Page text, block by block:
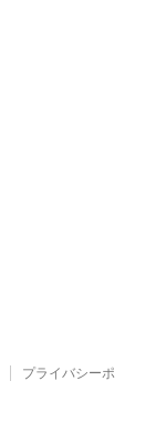
プライバシーポ